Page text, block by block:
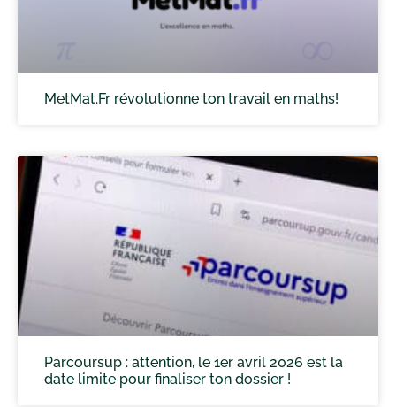
MetMat.Fr révolutionne ton travail en maths!
Parcoursup : attention, le 1er avril 2026 est la
date limite pour finaliser ton dossier !